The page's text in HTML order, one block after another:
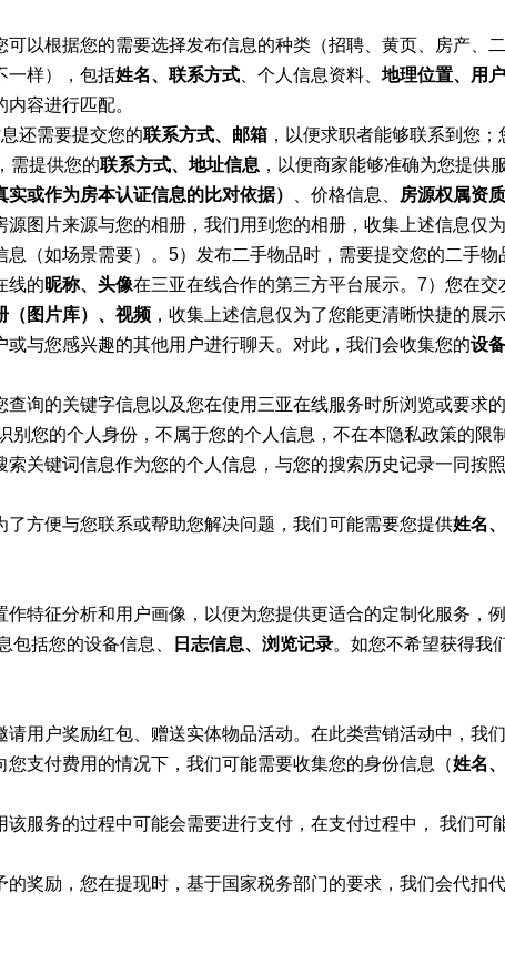
以根据您的需要选择发布信息的种类（招聘、黄页、房产
一样），包括姓名、联系方式 、个人信息资料、 地理位置、用
容进行匹配。
还需要提交您的联系方式、邮箱 ，以便求职者能够联系到您
需提供您的联系方式、地址信息 ，以便商家能够准确为您提供
或作为房本认证信息的比对依据）
、价格信息、
房源权属资
源图片来源与您的相册，我们用到您的相册，收集上述信息
息（如场景需要）。5）发布二手物品时，需要提交您的二手物
线的昵称、头像在三亚在线合作的第三方平台展示。7）您在
（图片库）、视频 ，收集上述信息仅为了您能更清晰快捷的展
与您感兴趣的其他用户进行聊天。对此，我们会收集您的设
询的关键字信息以及您在使用三亚在线服务时所浏览或要求
您的个人身份，不属于您的个人信息，不在本隐私政策的
关键词信息作为您的个人信息，与您的搜索历史记录一同按
方便与您联系或帮助您解决问题，我们可能需要您提供姓名
特征分析和用户画像，以便为您提供更适合的定制化服务，
括您的设备信息、
日志信息、浏览记录。如您不希望获得我
用户奖励红包、赠送实体物品活动。在此类营销活动中，我
支付费用的情况下，我们可能需要收集您的身份信息（姓名
服务的过程中可能会需要进行支付，在支付过程中， 我们可
奖励，您在提现时，基于国家税务部门的要求，我们会代扣